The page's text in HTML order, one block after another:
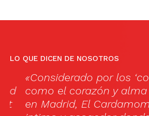
LO QUE DICEN DE NOSOTROS
«Considerado por los
como el corazón y alma
en Madrid, El Cardamomo